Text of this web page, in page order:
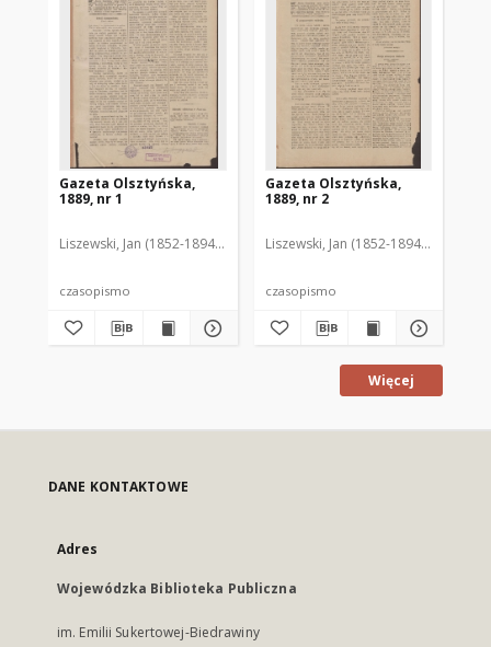
Gazeta Olsztyńska,
1889, nr 1
Liszewski, Jan (1852-1894). Red.
czasopismo
Gazeta Olsztyńska,
1889, nr 2
Liszewski, Jan (1852-1894). Red.
czasopismo
Więcej
DANE KONTAKTOWE
Adres
Wojewódzka Biblioteka Publiczna
im. Emilii Sukertowej-Biedrawiny